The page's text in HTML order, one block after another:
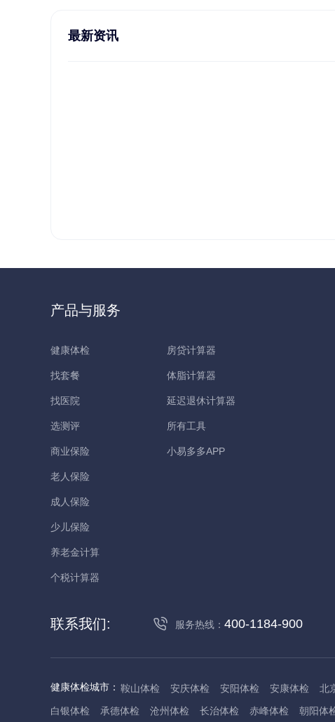
最新资讯
产品与服务
健康体检
找套餐
找医院
选测评
商业保险
老人保险
成人保险
少儿保险
养老金计算
个税计算器
房贷计算器
体脂计算器
延迟退休计算器
所有工具
小易多多APP
联系我们: 服务热线： 400-1184-900
健康体检城市： 鞍山体检 安庆体检 安阳体检 安康体检 北
白银体检
承德体检 沧州体检 长治体检 赤峰体检 朝阳体